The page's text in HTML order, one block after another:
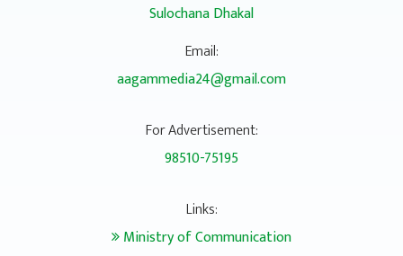
Sulochana Dhakal
Email:
aagammedia24@gmail.com
For Advertisement:
98510-75195
Links:
Ministry of Communication